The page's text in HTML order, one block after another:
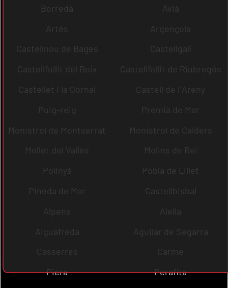
Borredà
Avià
Artés
Argençola
Castellnou de Bages
Castellgalí
Castellfullit del Boix
Castellfollit de Riubregós
Castellet i la Gornal
Castell de l´Areny
Puig-reig
Premià de Mar
Monistrol de Montserrat
Monistrol de Calders
Mollet del Vallès
Molins de Rei
Polinyà
Pobla de Lillet
Pineda de Mar
Castellbisbal
Alpens
Alella
Aiguafreda
Aguilar de Segarra
Casserres
Carme
Piera
Perafita